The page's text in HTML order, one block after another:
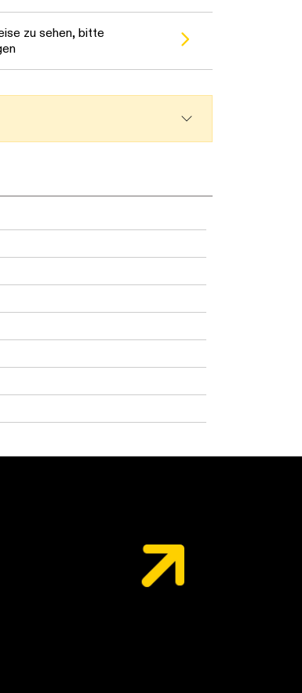
zu sehen, bitte